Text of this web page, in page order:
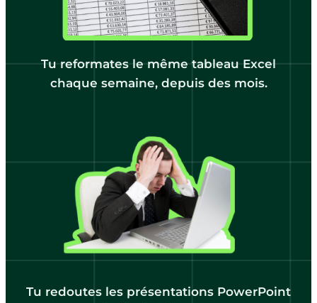
Tu reformates le même tableau Excel
chaque semaine, depuis des mois.
Tu redoutes les présentations PowerPoint